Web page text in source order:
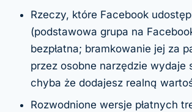
Rzeczy, które Facebook
(podstawowa grupa na
bezpłatna; bramkowanie jej za
przez osobne narzędzie wydaje
chyba że dodajesz realną
Rozwodnione wersje płatnych